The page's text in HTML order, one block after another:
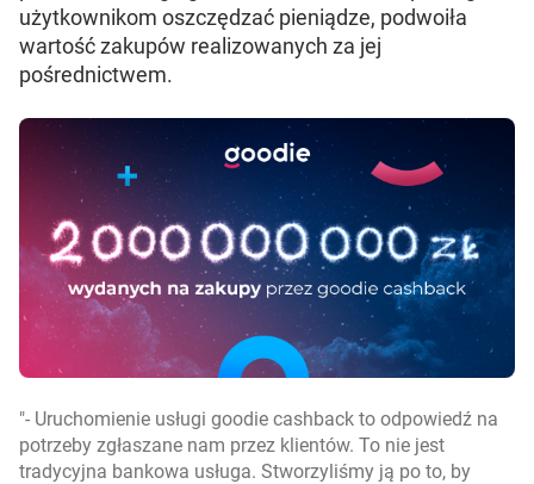
użytkownikom oszczędzać pieniądze, podwoiła
wartość zakupów realizowanych za jej
pośrednictwem.
- Uruchomienie usługi goodie cashback to odpowiedź na
potrzeby zgłaszane nam przez klientów. To nie jest
tradycyjna bankowa usługa. Stworzyliśmy ją po to, by